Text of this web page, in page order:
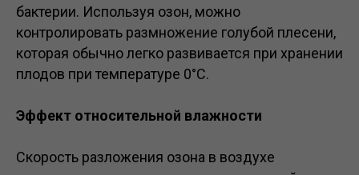
бактерии. Используя озон, можно
контролировать размножение голубой плесени,
которая обычно легко развивается при хранении
плодов при температуре 0°С.
Эффект относительной влажности
Скорость разложения озона в воздухе